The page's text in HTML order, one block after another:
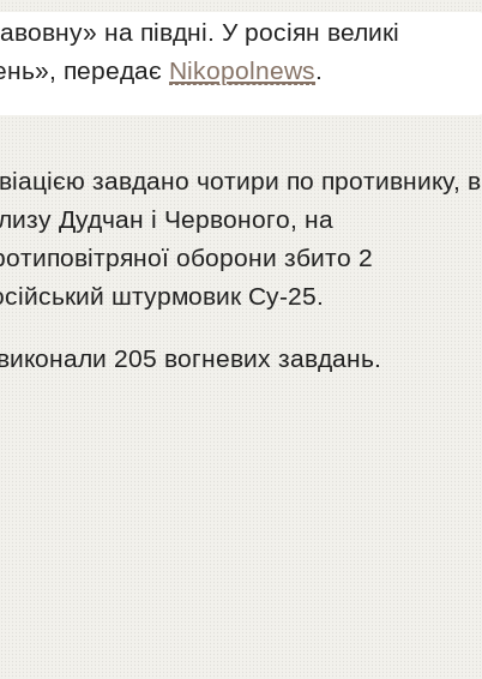
на півдні. У росіян великі
передає Nikopolnews.
завдано чотири по противнику, в
Дудчан і Червоного, на
оборони збито 2️
штурмовик Су-25.
виконали 205 вогневих завдань.